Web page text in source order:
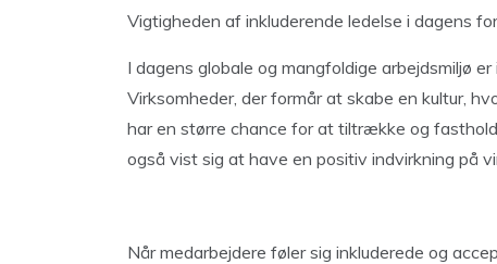
Vigtigheden af inkluderende ledelse i dagens
I dagens globale og mangfoldige arbejdsmiljø
Virksomheder, der formår at skabe en kultur,
har en større chance for at tiltrække og
også vist sig at have en positiv indvirkning på
Når medarbejdere føler sig inkluderede og